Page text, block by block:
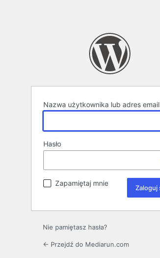
Nazwa użytkownika lub adres email
Hasło
Zapamiętaj mnie
Nie pamiętasz hasła?
← Przejdź do Mediarun.com